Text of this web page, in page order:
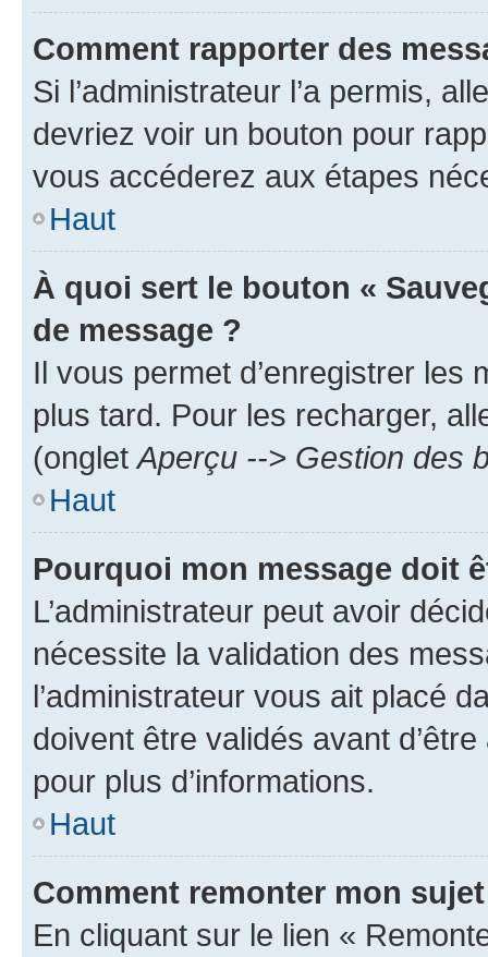
Comment rapporter des
Si l’administrateur l’a permis,
devriez voir un bouton pour
vous accéderez aux étapes
Haut
À quoi sert le bouton «
de message ?
Il vous permet d’enregistrer
plus tard. Pour les recharger,
(onglet Aperçu --> Gestion des
Haut
Pourquoi mon message doit
L’administrateur peut avoir
nécessite la validation des
l’administrateur vous ait placé
doivent être validés avant
pour plus d’informations.
Haut
Comment remonter mon
En cliquant sur le lien «